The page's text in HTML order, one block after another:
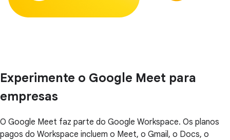
Experimente o Google Meet para
empresas
O Google Meet faz parte do Google Workspace. Os planos
pagos do Workspace incluem o Meet, o Gmail, o Docs, o